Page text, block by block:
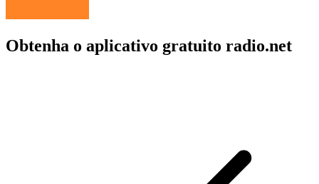
Obtenha o aplicativo gratuito radio.net